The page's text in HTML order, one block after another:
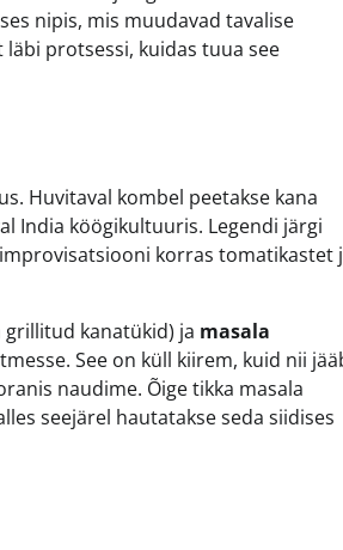
nipis, mis muudavad tavalise
protsessi, kuidas tuua see
Huvitaval kombel peetakse kana
India köögikultuuris. Legendi järgi
korras tomatikastet
kanatükid) ja masala
See on küll kiirem, kuid nii
naudime. Õige tikka masala
seejärel hautatakse seda siidises